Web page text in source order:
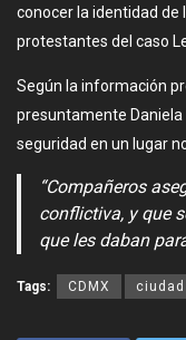
conocer la identidad de
protestantes del caso
Según la información
presuntamente Daniela
seguridad en un lugar
“Compañeros
conflictiva, y que
que les daban
Tags: CDMX